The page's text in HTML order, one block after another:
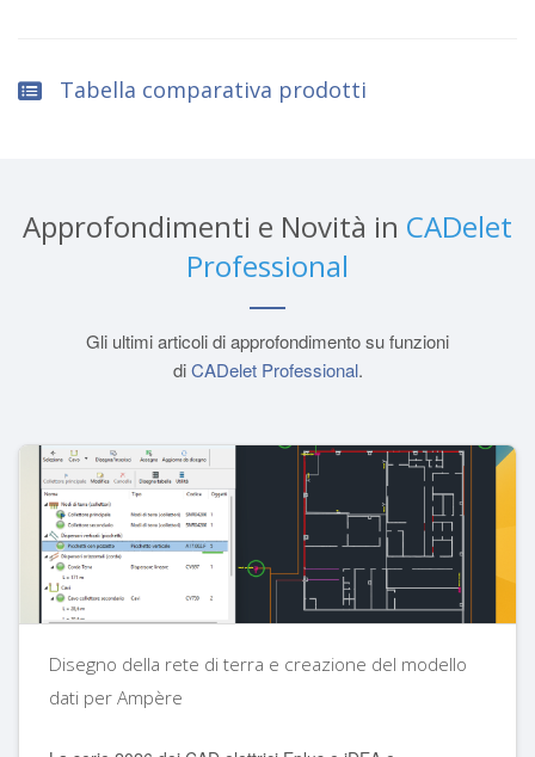
Tabella comparativa prodotti
Approfondimenti e Novità in CADelet
Professional
Gli ultimi articoli di approfondimento su funzioni
diCADelet Professional.
Disegno della rete di terra e creazione del modello
dati per Ampère